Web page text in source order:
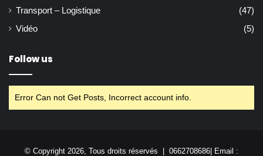
Transport – Logistique
(47)
Vidéo
(5)
Follow us
Error Can not Get Posts, Incorrect account info.
© Copyright 2026, Tous droits réservés | 0662708686| Email :